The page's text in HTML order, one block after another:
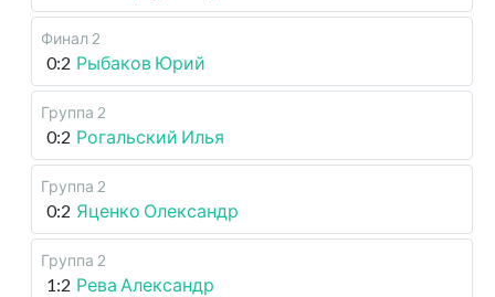
Финал 2
0:2 Рыбаков Юрий
Группа 2
0:2 Рогальский Илья
Группа 2
0:2 Яценко Олександр
Группа 2
1:2 Рева Александр